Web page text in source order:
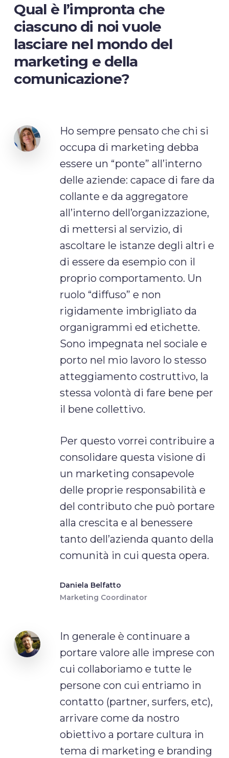
Qual è l’impronta che
ciascuno di noi vuole
lasciare nel mondo del
marketing e della
comunicazione?
Ho sempre pensato che chi si
occupa di marketing debba
essere un “ponte” all’interno
delle aziende: capace di fare da
collante e da aggregatore
all’interno dell’organizzazione,
di mettersi al servizio, di
ascoltare le istanze degli altri e
di essere da esempio con il
proprio comportamento. Un
ruolo “diffuso” e non
rigidamente imbrigliato da
organigrammi ed etichette.
Sono impegnata nel sociale e
porto nel mio lavoro lo stesso
atteggiamento costruttivo, la
stessa volontà di fare bene per
il bene collettivo.
Per questo vorrei contribuire a
consolidare questa visione di
un marketing consapevole
delle proprie responsabilità e
del contributo che può portare
alla crescita e al benessere
tanto dell’azienda quanto della
comunità in cui questa opera.
Daniela Belfatto
Marketing Coordinator
In generale è continuare a
portare valore alle imprese con
cui collaboriamo e tutte le
persone con cui entriamo in
contatto (partner, surfers, etc),
arrivare come da nostro
obiettivo a portare cultura in
tema di marketing e branding